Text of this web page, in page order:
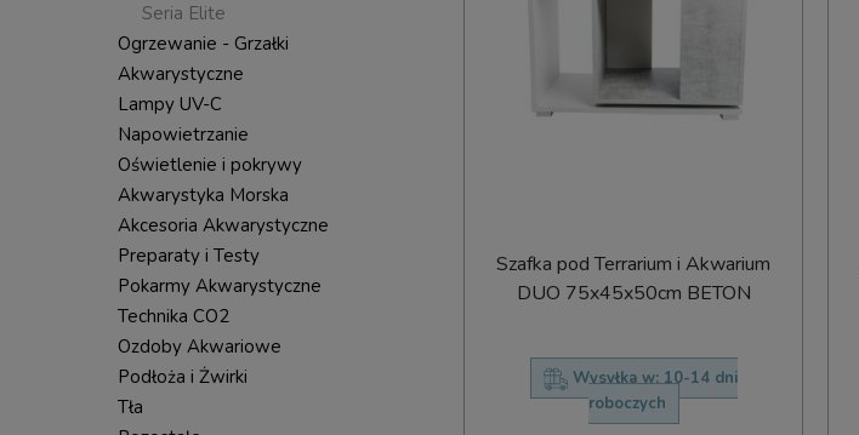
Seria Elite
Ogrzewanie - Grzałki
Akwarystyczne
Lampy UV-C
Napowietrzanie
Oświetlenie i pokrywy
Akwarystyka Morska
Akcesoria Akwarystyczne
Preparaty i Testy
Pokarmy Akwarystyczne
Technika CO2
Ozdoby Akwariowe
Podłoża i Żwirki
Tła
Szafka pod Terrarium i Akwarium
DUO 75x45x50cm BETON
Wysyłka w: 10-14 dni
roboczych